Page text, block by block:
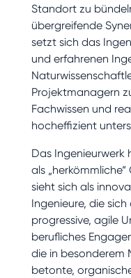
Standort zu
übergreifende
setzt sich das
und erfahrenen
Projektmanagern
Fachwissen und
hocheffizient
Das Ingenieurwerk
als
sieht sich als
Ingenieure, die
progressive, agile
berufliches
die in besonderem
betonte,